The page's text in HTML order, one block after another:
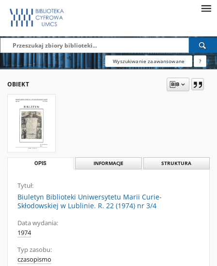
Wyszukiwanie zaawansowane ?
OBIEKT
OPIS INFORMACJE STRUKTURA
Tytuł:
Biuletyn Biblioteki Uniwersytetu Marii Curie-
Skłodowskiej w Lublinie. R. 22 (1974) nr 3/4
Data wydania:
1974
Typ zasobu:
czasopismo